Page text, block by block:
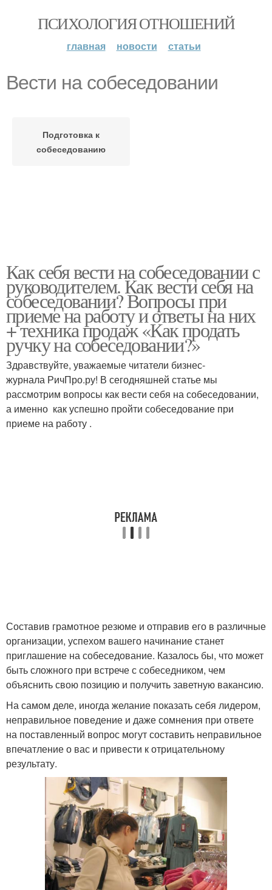
ПСИХОЛОГИЯ ОТНОШЕНИЙ
главная новости статьи
Вести на собеседовании
Подготовка к
собеседованию
Как себя вести на собеседовании с
руководителем. Как вести себя на
собеседовании? Вопросы при
приеме на работу и ответы на них
+ техника продаж «Как продать
ручку на собеседовании?»
Здравствуйте, уважаемые читатели бизнес-
журнала РичПро.ру! В сегодняшней статье мы
рассмотрим вопросы как вести себя на собеседовании,
а именно как успешно пройти собеседование при
приеме на работу .
Составив грамотное резюме и отправив его в различные
организации, успехом вашего начинание станет
приглашение на собеседование. Казалось бы, что может
быть сложного при встрече с собеседником, чем
объяснить свою позицию и получить заветную вакансию.
На самом деле, иногда желание показать себя лидером,
неправильное поведение и даже сомнения при ответе
на поставленный вопрос могут составить неправильное
впечатление о вас и привести к отрицательному
результату.